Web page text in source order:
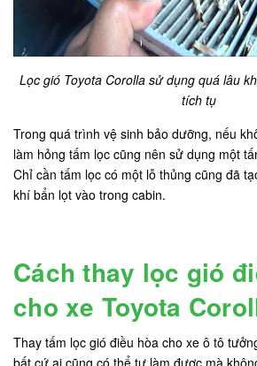
Lọc gió Toyota Corolla sử dụng quá lâu
tích tụ
Trong quá trình vệ sinh bảo dưỡng, nếu
làm hỏng tấm lọc cũng nên sử dụng một
Chỉ cần tấm lọc có một lỗ thủng cũng đã
khí bẩn lọt vào trong cabin.
Cách thay lọc gió
cho xe Toyota
Thay tấm lọc gió điều hòa cho xe ô tô